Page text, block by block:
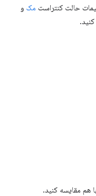
حالت کنتراست مک و
هم مقایسه کنید.